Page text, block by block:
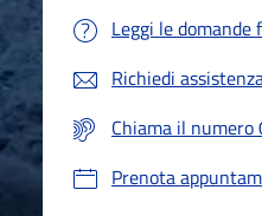
Leggi le domande
Richiedi
Chiama il
Prenota